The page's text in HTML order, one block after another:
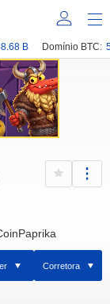
B Domínio BTC:
Corretora